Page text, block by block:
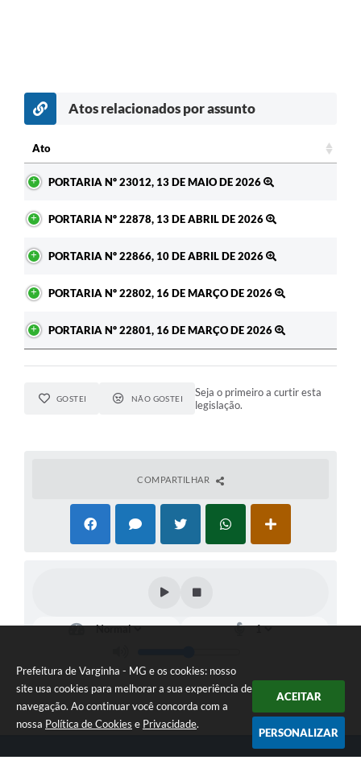
Prefeitura de Varginha - MG e os cookies: nosso
site usa cookies para melhorar a sua experiência de
navegação. Ao continuar você concorda com a
nossa Política de Cookies e Privacidade.
ACEITAR
PERSONALIZAR
Atos relacionados por assunto
Ato
PORTARIA Nº 23012, 13 DE MAIO DE 2026
PORTARIA Nº 22878, 13 DE ABRIL DE 2026
PORTARIA Nº 22866, 10 DE ABRIL DE 2026
PORTARIA Nº 22802, 16 DE MARÇO DE 2026
PORTARIA Nº 22801, 16 DE MARÇO DE 2026
GOSTEI NÃO GOSTEI
Seja o primeiro a curtir esta
legislação.
COMPARTILHAR